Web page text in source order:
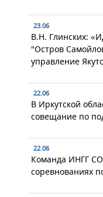
23.06
В.Н. Глинских:
"Остров
управление
22.06
В Иркутской
совещание по
22.06
Команда ИНГГ
соревнованиях